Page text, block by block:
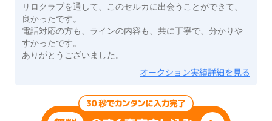
リロクラブを通して、このセルカに出会うことができて、
良かったです。
電話対応の方も、ラインの内容も、共に丁寧で、分かりや
すかったです。
ありがとうございました。
オークション実績詳細を見る